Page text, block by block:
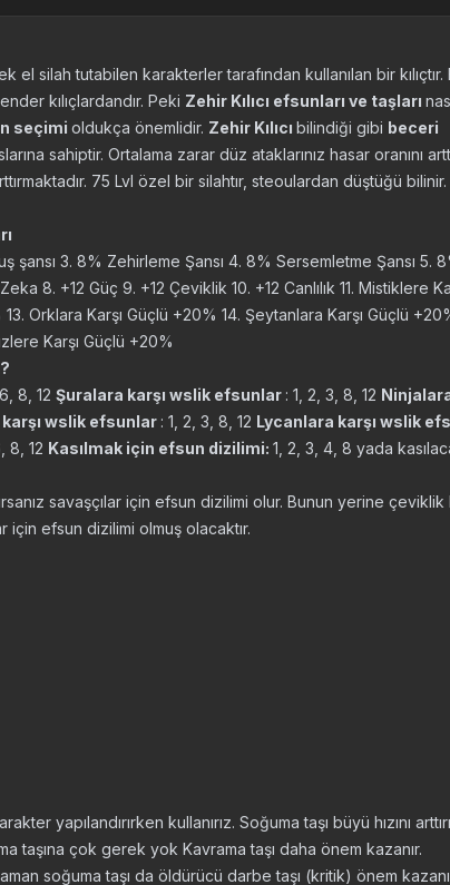
el silah tutabilen karakterler tarafından kullanılan bir kılıçtır.
kılıçlardandır. Peki Zehir Kılıcı efsunları ve taşları
seçimi oldukça önemlidir. Zehir Kılıcı bilindiği gibi beceri
sahiptir. Ortalama zarar düz ataklarınız hasar oranını
75 Lvl özel bir silahtır, steoulardan düştüğü bilinir.
şansı 3. 8% Zehirleme Şansı 4. 8% Sersemletme Şansı 5.
8. +12 Güç 9. +12 Çeviklik 10. +12 Canlılık 11. Mistiklere
Orklara Karşı Güçlü +20% 14. Şeytanlara Karşı Güçlü
Karşı Güçlü +20%
8, 12 Şuralara karşı wslik efsunlar : 1, 2, 3, 8, 12
wslik efsunlar : 1, 2, 3, 8, 12 Lycanlara karşı wslik
8, 12 Kasılmak için efsun dizilimi: 1, 2, 3, 4, 8 yada
savaşçılar için efsun dizilimi olur. Bunun yerine çeviklik
için efsun dizilimi olmuş olacaktır.
yapılandırırken kullanırız. Soğuma taşı büyü hızını
taşına çok gerek yok Kavrama taşı daha önem kazanır.
soğuma taşı da öldürücü darbe taşı (kritik) önem